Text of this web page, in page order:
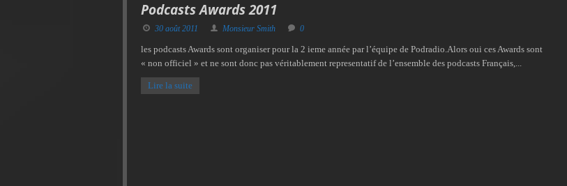
Podcasts Awards 2011
30 août 2011 Monsieur Smith 0
les podcasts Awards sont organiser pour la 2 ieme année par l’équipe de Podradio.Alors oui ces Awards sont
« non officiel » et ne sont donc pas véritablement representatif de l’ensemble des podcasts Français,...
Lire la suite